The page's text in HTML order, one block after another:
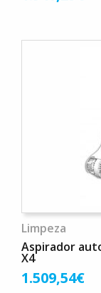
Limpeza
Aspirador
X4
1.509,54€